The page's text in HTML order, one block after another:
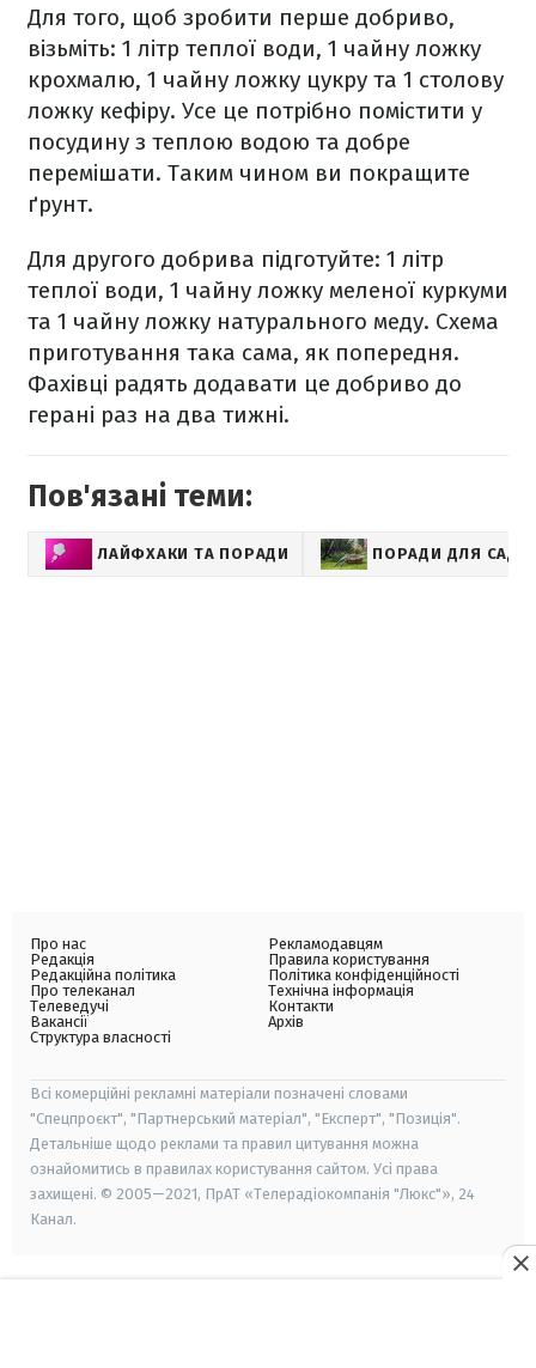
Для того, щоб зробити перше добриво,
візьміть: 1 літр теплої води, 1 чайну ложку
крохмалю, 1 чайну ложку цукру та 1 столову
ложку кефіру. Усе це потрібно помістити у
посудину з теплою водою та добре
перемішати. Таким чином ви покращите
ґрунт.
Для другого добрива підготуйте: 1 літр
теплої води, 1 чайну ложку меленої куркуми
та 1 чайну ложку натурального меду. Схема
приготування така сама, як попередня.
Фахівці радять додавати це добриво до
герані раз на два тижні.
Пов'язані теми:
ЛАЙФХАКИ ТА ПОРАДИ ПОРАДИ ДЛЯ САДУ
Про нас
Редакція
Редакційна політика
Про телеканал
Телеведучі
Вакансії
Структура власності
Рекламодавцям
Правила користування
Політика конфіденційності
Технічна інформація
Контакти
Архів
Всі комерційні рекламні матеріали позначені словами
"Спецпроєкт", "Партнерський матеріал", "Експерт", "Позиція".
Детальніше щодо реклами та правил цитування можна
ознайомитись в правилах користування сайтом. Усі права
захищені. © 2005—2021, ПрАТ «Телерадіокомпанія "Люкс"», 24
Канал.